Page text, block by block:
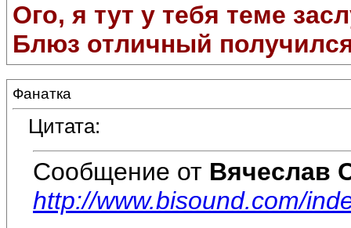
Ого, я тут у тебя теме
Блюз отличный
Фанатка
Цитата:
Сообщение от Вячеслав
http://www.bisound.com/